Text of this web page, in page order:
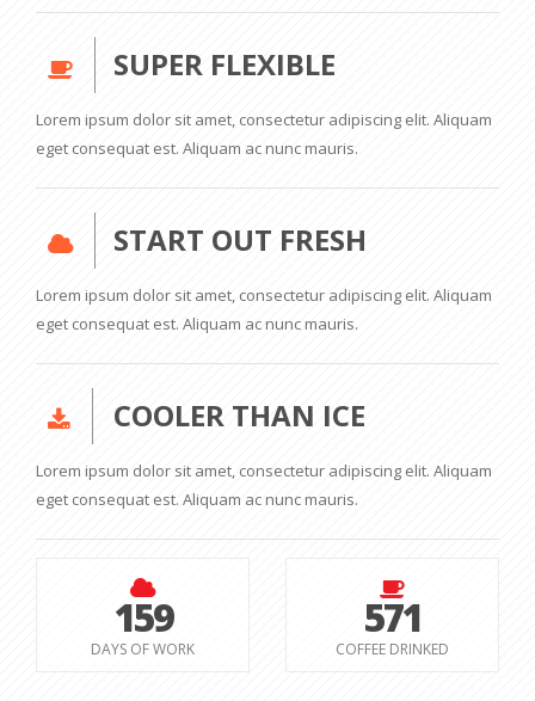
SUPER FLEXIBLE
Lorem ipsum dolor sit amet, consectetur adipiscing elit. Aliquam
eget consequat est. Aliquam ac nunc mauris.
START OUT FRESH
Lorem ipsum dolor sit amet, consectetur adipiscing elit. Aliquam
eget consequat est. Aliquam ac nunc mauris.
COOLER THAN ICE
Lorem ipsum dolor sit amet, consectetur adipiscing elit. Aliquam
eget consequat est. Aliquam ac nunc mauris.
159
DAYS OF WORK
571
COFFEE DRINKED